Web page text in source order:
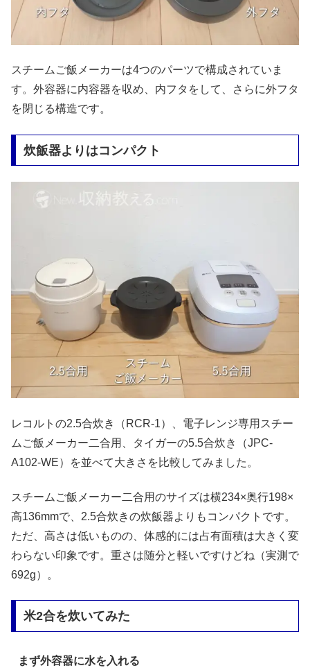
スチームご飯メーカーは4つのパーツで構成されていま
す。外容器に内容器を収め、内フタをして、さらに外フタ
を閉じる構造です。
炊飯器よりはコンパクト
レコルトの2.5合炊き（RCR-1）、電子レンジ専用スチー
ムご飯メーカー二合用、タイガーの5.5合炊き（JPC-
A102-WE）を並べて大きさを比較してみました。
スチームご飯メーカー二合用のサイズは横234×奥行198×
高136mmで、2.5合炊きの炊飯器よりもコンパクトです。
ただ、高さは低いものの、体感的には占有面積は大きく変
わらない印象です。重さは随分と軽いですけどね（実測で
692g）。
米2合を炊いてみた
まず外容器に水を入れる